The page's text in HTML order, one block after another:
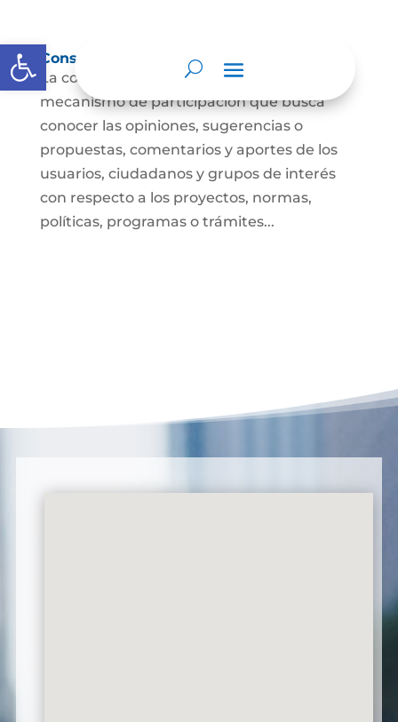
Abrir barra de herramientas
Consulta ciudadana
La consulta a la ciudadanía es un
mecanismo de participación que busca
conocer las opiniones, sugerencias o
propuestas, comentarios y aportes de los
usuarios, ciudadanos y grupos de interés
con respecto a los proyectos, normas,
políticas, programas o trámites...